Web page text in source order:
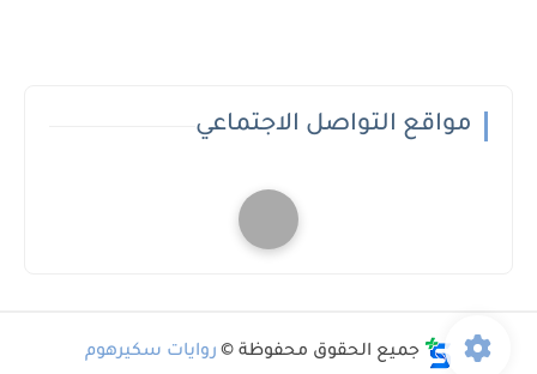
مواقع التواصل الاجتماعي
جميع الحقوق محفوظة © روايات سكيرهوم